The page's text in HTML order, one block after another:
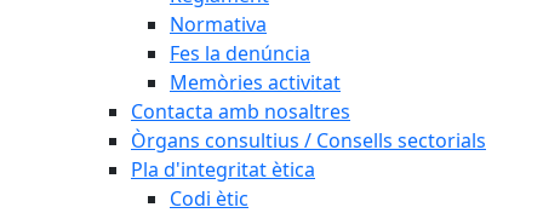
Normativa
Fes la denúncia
Memòries activitat
Contacta amb nosaltres
Òrgans consultius / Consells sectorials
Pla d'integritat ètica
Codi ètic